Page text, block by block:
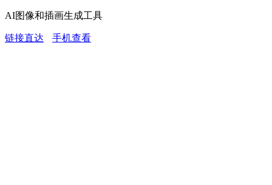
AI图像和插画生成工具
链接直达 手机查看